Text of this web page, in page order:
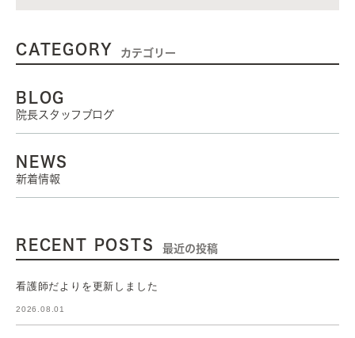
CATEGORY カテゴリー
BLOG
院長スタッフブログ
NEWS
新着情報
RECENT POSTS 最近の投稿
看護師だよりを更新しました
2026.08.01